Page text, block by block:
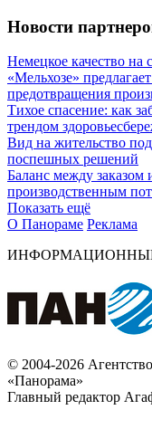
Новости
Немецкое качество на
«Мельхозе»
предотвращения
Тихое спасение: как
трендом
Вид на жительство
поспешных решений
Баланс между
производственным
Показать ещё
О Панораме Реклама
© 2004-2026
«Панорама»
Главный редактор